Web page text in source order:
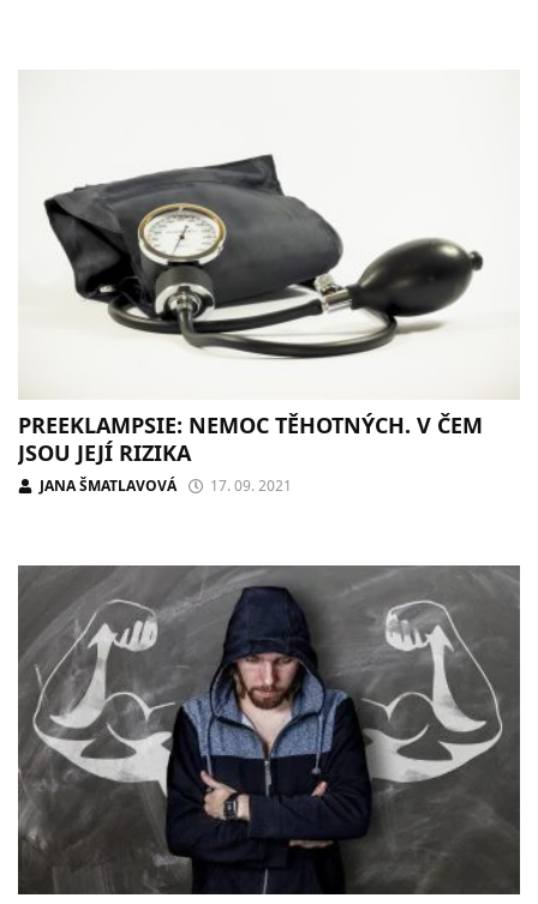
PREEKLAMPSIE: NEMOC TĚHOTNÝCH. V ČEM
JSOU JEJÍ RIZIKA
JANA ŠMATLAVOVÁ 17. 09. 2021